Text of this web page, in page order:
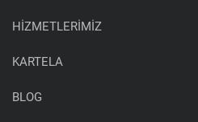
HİZMETLERİMİZ
KARTELA
BLOG